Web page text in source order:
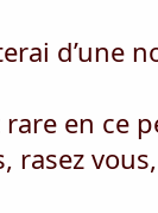
d’une
en ce
rasez